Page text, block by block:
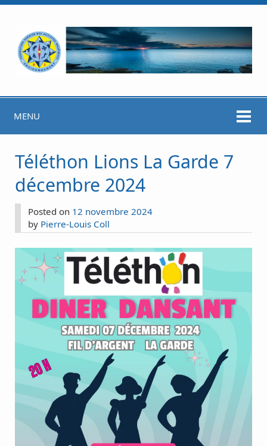
MENU
Téléthon Lions La Garde 7
décembre 2024
Posted on 12 novembre 2024
by Pierre-Louis Coll